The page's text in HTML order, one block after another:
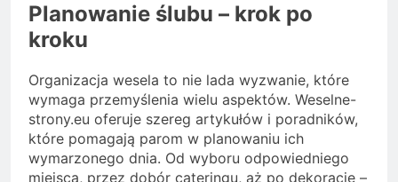
Planowanie ślubu – krok po
kroku
Organizacja wesela to nie lada wyzwanie, które
wymaga przemyślenia wielu aspektów. Weselne-
strony.eu oferuje szereg artykułów i poradników,
które pomagają parom w planowaniu ich
wymarzonego dnia. Od wyboru odpowiedniego
miejsca, przez dobór cateringu, aż po dekoracje –